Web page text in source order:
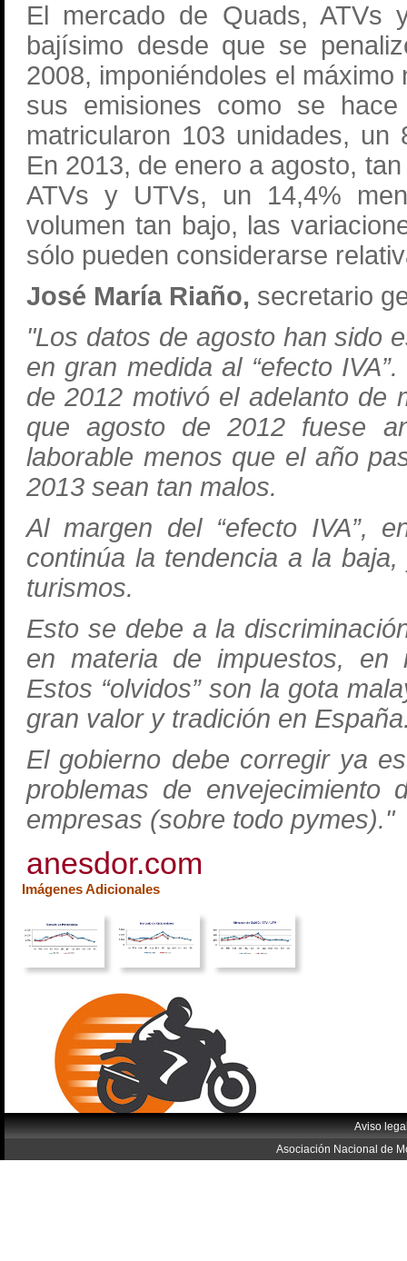
El mercado de Quads, ATVs
bajísimo desde que se
2008, imponiéndoles el
sus emisiones como se
matricularon 103 unidades,
En 2013, de enero a agosto,
ATVs y UTVs, un 14,4%
volumen tan bajo, las
sólo pueden considerarse
José María Riaño, secretario
"Los datos de agosto han sido
en gran medida al “efecto
de 2012 motivó el adelanto de
que agosto de 2012 fuese
laborable menos que el año
2013 sean tan malos.
Al margen del “efecto IVA”,
continúa la tendencia a la
turismos.
Esto se debe a la
en materia de impuestos,
Estos “olvidos” son la gota
gran valor y tradición en
El gobierno debe corregir ya
problemas de envejecimiento
empresas (sobre todo pymes)."
anesdor.com
Imágenes Adicionales
Aviso
Asociación Nacional de